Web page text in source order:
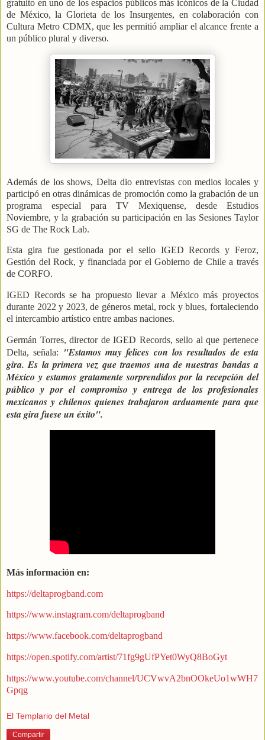
gratuito en uno de los espacios públicos más icónicos de la Ciudad
de México, la Glorieta de los Insurgentes, en colaboración con
Cultura Metro CDMX, que les permitió ampliar el alcance frente a
un público plural y diverso.
Además de los shows, Delta dio entrevistas con medios locales y
participó en otras dinámicas de promoción como la grabación de un
programa especial para TV Mexiquense, desde Estudios
Noviembre, y la grabación su participación en las Sesiones Taylor
SG de The Rock Lab.
Esta gira fue gestionada por el sello IGED Records y Feroz,
Gestión del Rock, y financiada por el Gobierno de Chile a través
de CORFO.
IGED Records se ha propuesto llevar a México más proyectos
durante 2022 y 2023, de géneros metal, rock y blues, fortaleciendo
el intercambio artístico entre ambas naciones.
Germán Torres, director de IGED Records, sello al que pertenece
Delta, señala:
"Estamos muy felices con los resultados de esta
gira. Es la primera vez que traemos una de nuestras bandas a
México y estamos gratamente sorprendidos por la recepción del
público y por el compromiso y entrega de los profesionales
mexicanos y chilenos quienes trabajaron arduamente para que
esta gira fuese un éxito".
Más información en:
https://deltaprogband.com
https://www.instagram.com/deltaprogband
https://www.facebook.com/deltaprogband
https://open.spotify.com/artist/71fg9gUfPYet0WyQ8BoGyt
https://www.youtube.com/channel/UCVwvA2bnOOkeUo1wWH7
Gpqg
El Templario del Metal
Compartir